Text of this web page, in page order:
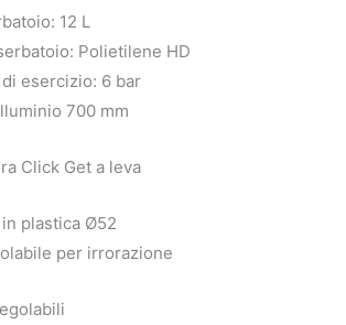
12 L
Polietilene HD
esercizio: 6 bar
700 mm
Click Get a leva
plastica Ø52
per irrorazione